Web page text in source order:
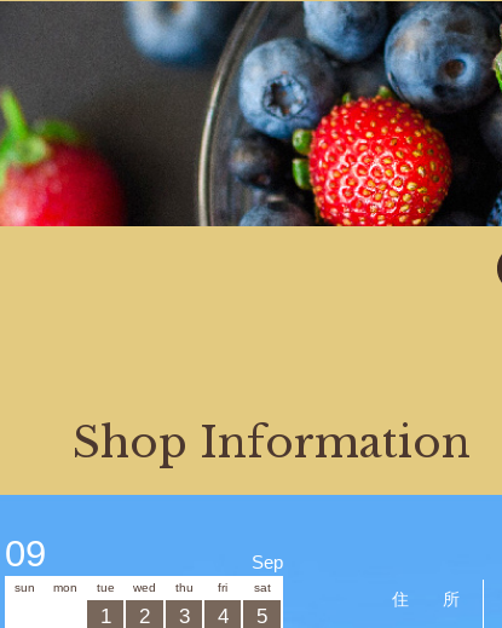
Shop Information
09 Sep
sun mon tue wed thu fri sat
1 2 3 4
5
住 所